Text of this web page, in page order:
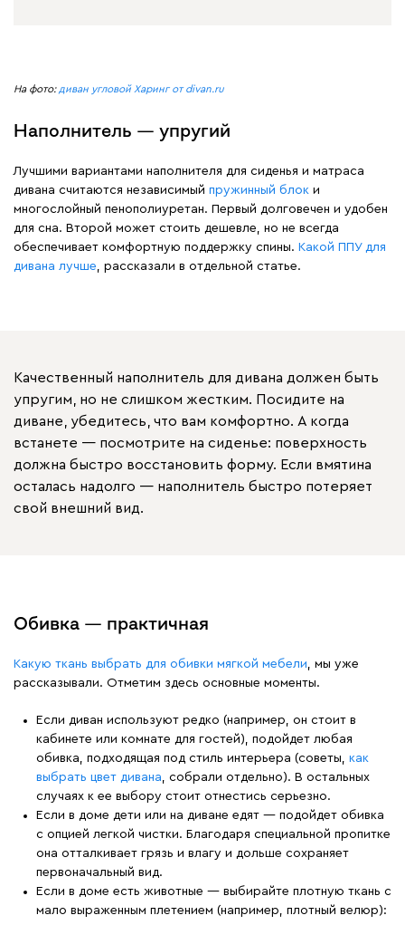
На фото: диван угловой Харинг от divan.ru
Наполнитель — упругий
Лучшими вариантами наполнителя для сиденья и матраса
дивана считаются независимый пружинный блок и
многослойный пенополиуретан. Первый долговечен и удобен
для сна. Второй может стоить дешевле, но не всегда
обеспечивает комфортную поддержку спины. Какой ППУ для
дивана лучше, рассказали в отдельной статье.
Качественный наполнитель для дивана должен быть
упругим, но не слишком жестким. Посидите на
диване, убедитесь, что вам комфортно. А когда
встанете — посмотрите на сиденье: поверхность
должна быстро восстановить форму. Если вмятина
осталась надолго — наполнитель быстро потеряет
свой внешний вид.
Обивка — практичная
Какую ткань выбрать для обивки мягкой мебели, мы уже
рассказывали. Отметим здесь основные моменты.
Если диван используют редко (например, он стоит в
кабинете или комнате для гостей), подойдет любая
обивка, подходящая под стиль интерьера (советы, как
выбрать цвет дивана, собрали отдельно). В остальных
случаях к ее выбору стоит отнестись серьезно.
Если в доме дети или на диване едят — подойдет обивка
с опцией легкой чистки. Благодаря специальной пропитке
она отталкивает грязь и влагу и дольше сохраняет
первоначальный вид.
Если в доме есть животные — выбирайте плотную ткань с
мало выраженным плетением (например, плотный велюр):